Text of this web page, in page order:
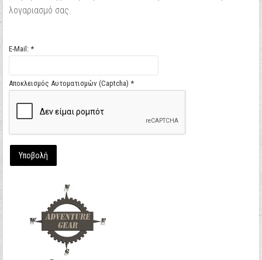
λογαριασμό σας.
E-Mail: *
Αποκλεισμός Αυτοματισμών (Captcha) *
Υποβολή